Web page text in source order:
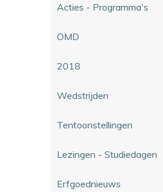
Acties - Programma's
OMD
2018
Wedstrijden
Tentoonstellingen
Lezingen - Studiedagen
Erfgoednieuws